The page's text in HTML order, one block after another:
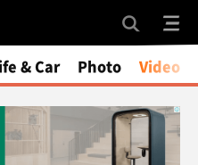
& Car Photo Video